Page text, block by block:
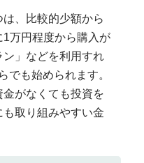
、比較的少額から
万円程度から購入が
」などを利用すれ
でも始められます。
がなくても投資を
取り組みやすい金